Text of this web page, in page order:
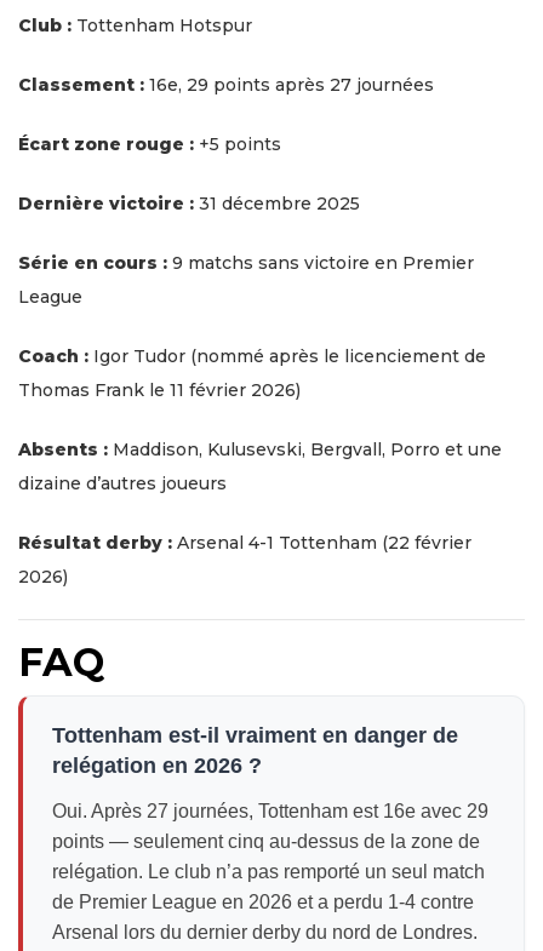
Club : Tottenham Hotspur
Classement : 16e, 29 points après 27 journées
Écart zone rouge : +5 points
Dernière victoire : 31 décembre 2025
Série en cours : 9 matchs sans victoire en Premier
League
Coach : Igor Tudor (nommé après le licenciement de
Thomas Frank le 11 février 2026)
Absents : Maddison, Kulusevski, Bergvall, Porro et une
dizaine d’autres joueurs
Résultat derby : Arsenal 4-1 Tottenham (22 février
2026)
FAQ
Tottenham est-il vraiment en danger de
relégation en 2026 ?
Oui. Après 27 journées, Tottenham est 16e avec 29
points — seulement cinq au-dessus de la zone de
relégation. Le club n’a pas remporté un seul match
de Premier League en 2026 et a perdu 1-4 contre
Arsenal lors du dernier derby du nord de Londres.